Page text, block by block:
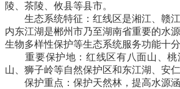
陵、茶陵、攸县等县市。
生态系统特征：红线区是湘江、赣江
内东江湖是郴州市乃至湖南省重要的水
生物多样性保护等生态系统服务功能十分
重要保护地：红线区有八面山、桃
山、狮子岭等自然保护区和东江湖、安
保护重点：保护天然林，提高水源涵